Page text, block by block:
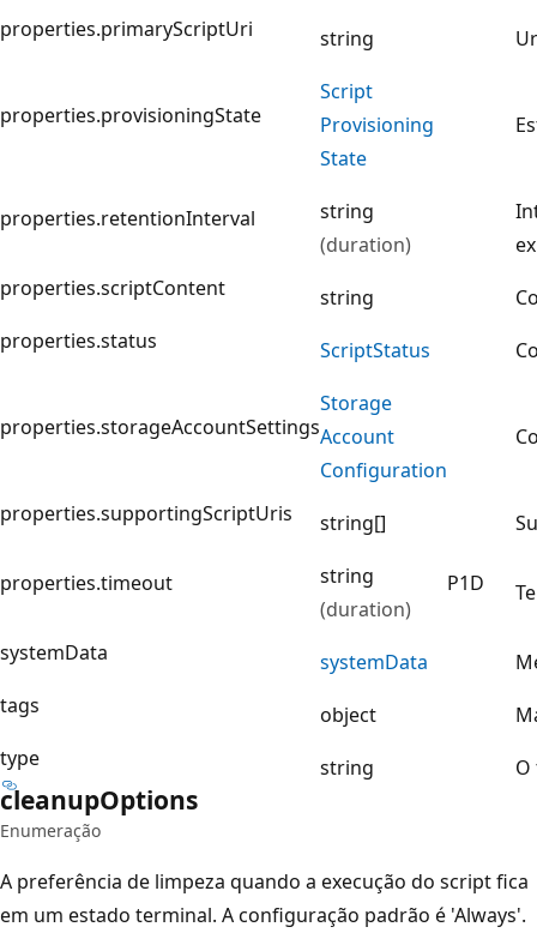
properties.primaryScriptUri
string
properties.provisioningState
Script
Provisioning
State
properties.retentionInterval
string
(duration)
properties.scriptContent
string
properties.status
ScriptStatus
properties.storageAccountSettings
Storage
Account
Configuration
properties.supportingScriptUris string[]
properties.timeout
string
(duration)
P1D
systemData systemData
tags
object
type
string
cleanupOptions
Enumeração
A preferência de limpeza quando a execução do script fica
em um estado terminal. A configuração padrão é 'Always'.